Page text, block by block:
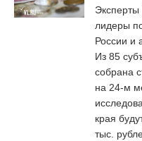
Эксперты
лидеры
России и
Из 85
собрана
на 24-м
края
тыс.